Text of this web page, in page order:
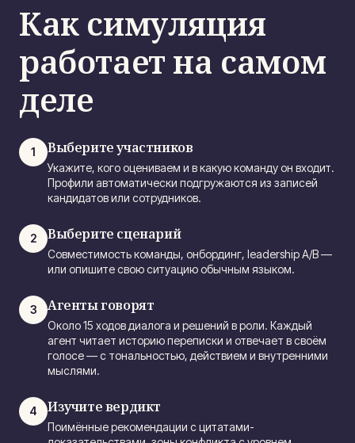
Как симуляция
работает на самом
деле
1 Выберите участников
Укажите, кого оцениваем и в какую команду он входит.
Профили автоматически подгружаются из записей
кандидатов или сотрудников.
2 Выберите сценарий
Совместимость команды, онбординг, leadership A/B —
или опишите свою ситуацию обычным языком.
3 Агенты говорят
Около 15 ходов диалога и решений в роли. Каждый
агент читает историю переписки и отвечает в своём
голосе — с тональностью, действием и внутренними
мыслями.
4 Изучите вердикт
Поимённые рекомендации с цитатами-